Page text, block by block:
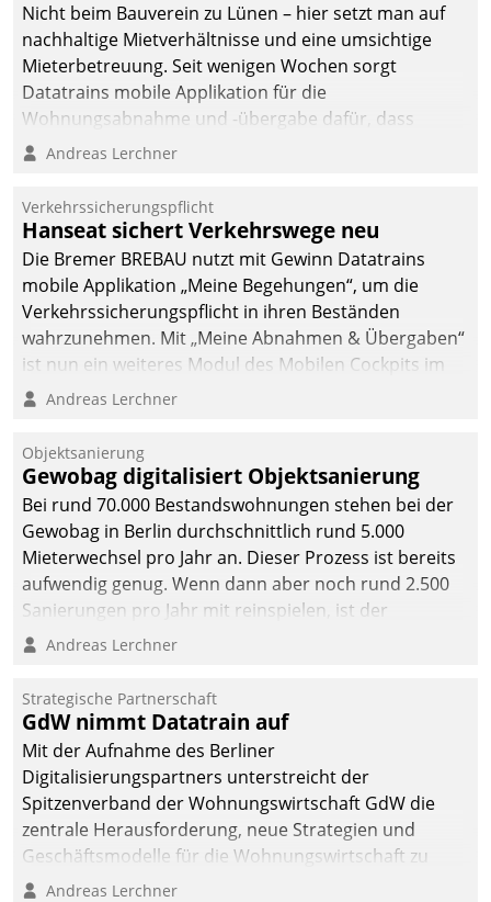
Nicht beim Bauverein zu Lünen – hier setzt man auf
nachhaltige Mietverhältnisse und eine umsichtige
Mieterbetreuung. Seit wenigen Wochen sorgt
Datatrains mobile Applikation für die
Wohnungsabnahme und -übergabe dafür, dass
Mieter wohlgeordnet kommen und, so es sein muss,
Andreas Lerchner
Verkehrssicherungspflicht
Hanseat sichert Verkehrswege neu
Die Bremer BREBAU nutzt mit Gewinn Datatrains
mobile Applikation „Meine Begehungen“, um die
Verkehrssicherungspflicht in ihren Beständen
wahrzunehmen. Mit „Meine Abnahmen & Übergaben“
ist nun ein weiteres Modul des Mobilen Cockpits im
Einsatz.
Andreas Lerchner
Objektsanierung
Gewobag digitalisiert Objektsanierung
Bei rund 70.000 Bestandswohnungen stehen bei der
Gewobag in Berlin durchschnittlich rund 5.000
Mieterwechsel pro Jahr an. Dieser Prozess ist bereits
aufwendig genug. Wenn dann aber noch rund 2.500
Sanierungen pro Jahr mit reinspielen, ist der
Betreuungs- und Organisationsaufwand immens. Im
kommunale Wohnungsbauunternehmen daher
gemeinsam mit der Berliner Datatrain GmbH den
Teilprozess der Objektsanierung digitalisiert.
Andreas Lerchner
Strategische Partnerschaft
GdW nimmt Datatrain auf
Mit der Aufnahme des Berliner
Digitalisierungspartners unterstreicht der
Spitzenverband der Wohnungswirtschaft GdW die
zentrale Herausforderung, neue Strategien und
Geschäftsmodelle für die Wohnungswirtschaft zu
entwickeln.
Andreas Lerchner